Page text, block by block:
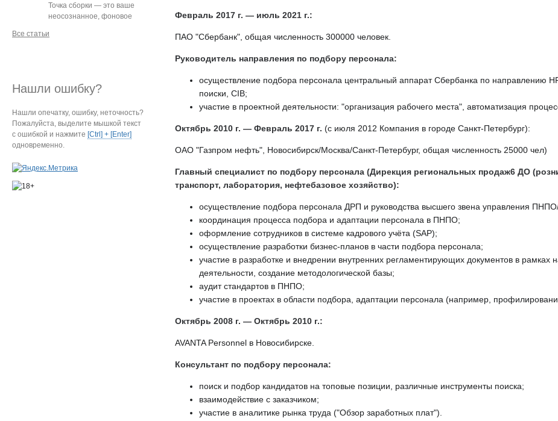
Февраль 2017 г. — июль 2021 г.:
ПАО "Сбербанк", общая численность 300000 человек.
Руководитель направления по подбору персонала:
осуществление подбора персонала центральный аппарат Сбербанка по направлению
поиски, CIB;
участие в проектной деятельности: "организация рабочего места", автоматизация
Октябрь 2010 г. — Февраль 2017 г. (с июля 2012 Компания в городе Санкт-Петербург):
ОАО "Газпром нефть", Новосибирск/Москва/Санкт-Петербург, общая численность 25000 чел)
Главный специалист по подбору персонала (Дирекция региональных продаж6 ДО
транспорт, лаборатория, нефтебазовое хозяйство):
осуществление подбора персонала ДРП и руководства высшего звена управления
координация процесса подбора и адаптации персонала в ПНПО;
оформление сотрудников в системе кадрового учёта (SAP);
осуществление разработки бизнес-планов в части подбора персонала;
участие в разработке и внедрении внутренних регламентирующих документов в рамках
деятельности, создание методологической базы;
аудит стандартов в ПНПО;
участие в проектах в области подбора, адаптации персонала (например,
Октябрь 2008 г. — Октябрь 2010 г.:
AVANTA Personnel в Новосибирске.
Консультант по подбору персонала:
поиск и подбор кандидатов на топовые позиции, различные инструменты поиска;
взаимодействие с заказчиком;
участие в аналитике рынка труда ("Обзор заработных плат").
Точка сборки — это ваше
неосознанное, фоновое
на определённый
Все статьи
Нашли ошибку?
Нашли опечатку, ошибку, неточность?
Пожалуйста, выделите мышкой текст
с ошибкой и нажмите [Ctrl] + [Enter]
одновременно.